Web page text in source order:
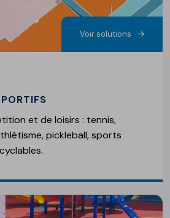
Voir solutions
et de loisirs : tennis,
pickleball, sports